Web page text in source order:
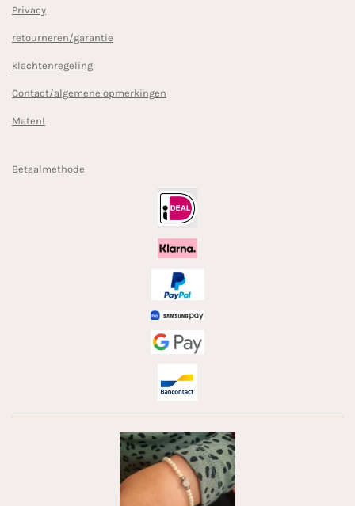
Privacy
retourneren/garantie
klachtenregeling
Contact/algemene opmerkingen
Maten!
Betaalmethode